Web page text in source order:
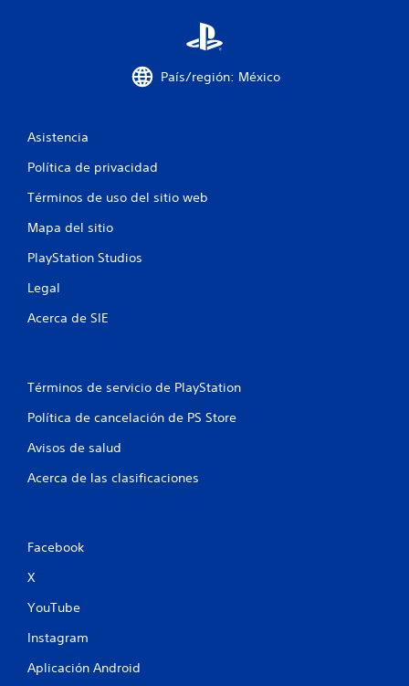
País/región: México
Asistencia
Política de privacidad
Términos de uso del sitio web
Mapa del sitio
PlayStation Studios
Legal
Acerca de SIE
Términos de servicio de PlayStation
Política de cancelación de PS Store
Avisos de salud
Acerca de las clasificaciones
Facebook
X
YouTube
Instagram
Aplicación Android